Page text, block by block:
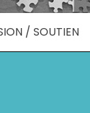
/ SOUTIEN